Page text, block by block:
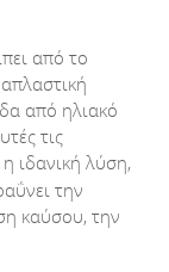
από το
από ηλιακό
τις
η ιδανική λύση,
την
καύσου, την